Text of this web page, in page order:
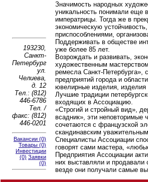
Значимость народных
уникальность понимали еще
императрицы. Тогда же в
экономическую
приспособлениями,
Поддерживать в обществе
уже более 85 лет.
Возрождать и развивать,
художественным
ремесла Санкт-
предприятий города и
ювелирные изделия, изделия
Лучшие традиции
входящих в Ассоциацию.
«Строгий и стройный вид»,
всадник», эти неповторимые
сочетаются с французской
скандинавским
Специалисты Ассоциации
говорят сами мастера,
Предприятия Ассоциации
них выставляли и
везде они получали самые
193230,
Санкт-
Петербург
ул.
Челиева,
д. 12
Тел.: (812)
446-6786
Тел. /
факс: (812)
446-0201
Вакансии (0)
Товары (0)
Инвестиции
(0) Заявки
(0)